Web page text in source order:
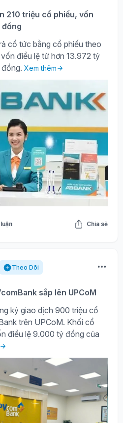
210 triệu cổ phiếu, vốn
đồng
cổ tức bằng cổ phiếu theo
điều lệ từ hơn 13.972 tỷ
Xem thêm
Chia sẻ
Theo Dõi
sắp lên UPCoM
ký giao dịch 900 triệu cổ
trên UPCoM. Khối cổ
điều lệ 9.000 tỷ đồng của